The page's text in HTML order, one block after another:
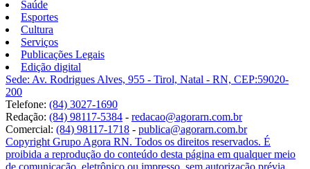
Saúde
Esportes
Cultura
Serviços
Publicações Legais
Edição digital
Sede: Av. Rodrigues Alves, 955 - Tirol, Natal - RN, CEP:59020-
200
Telefone: (84) 3027-1690
Redação: (84) 98117-5384 - redacao@agorarn.com.br
Comercial: (84) 98117-1718 - publica@agorarn.com.br
Copyright Grupo Agora RN. Todos os direitos reservados. É
proibida a reprodução do conteúdo desta página em qualquer meio
de comunicação, eletrônico ou impresso, sem autorização prévia.